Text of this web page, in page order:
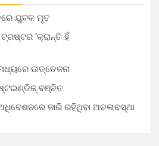
ଯୁବକ ମୃତ
‘କ୍ରାନ୍ତି ହିଁ
ଉତ୍ତେଜନା
ବଞ୍ଚିତ
ଜାରି ରହିଥିବା ଅଚଳାବସ୍ଥା